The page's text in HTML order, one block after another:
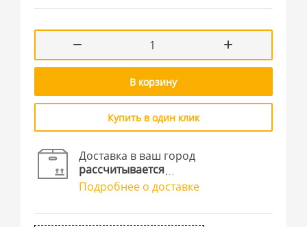
В корзину
Купить в один клик
Доставка в ваш город
рассчитывается
Подробнее о доставке